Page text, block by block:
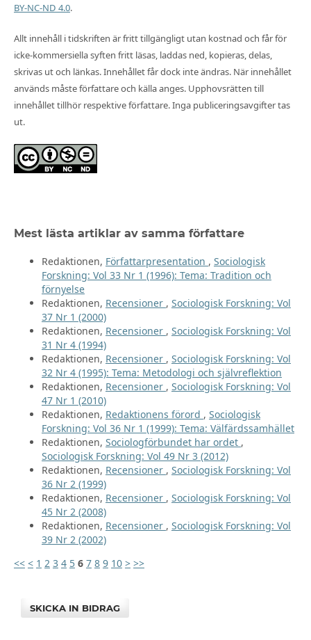
BY-NC-ND 4.0.
Allt innehåll i tidskriften är fritt tillgängligt utan kostnad och får för
icke-kommersiella syften fritt läsas, laddas ned, kopieras, delas,
skrivas ut och länkas. Innehållet får dock inte ändras. När innehållet
används måste författare och källa anges. Upphovsrätten till
innehållet tillhör respektive författare. Inga publiceringsavgifter tas
ut.
Mest lästa artiklar av samma författare
Redaktionen, Författarpresentation , Sociologisk
Forskning: Vol 33 Nr 1 (1996): Tema: Tradition och
förnyelse
Redaktionen, Recensioner , Sociologisk Forskning: Vol
37 Nr 1 (2000)
Redaktionen, Recensioner , Sociologisk Forskning: Vol
31 Nr 4 (1994)
Redaktionen, Recensioner , Sociologisk Forskning: Vol
32 Nr 4 (1995): Tema: Metodologi och självreflektion
Redaktionen, Recensioner , Sociologisk Forskning: Vol
47 Nr 1 (2010)
Redaktionen, Redaktionens förord , Sociologisk
Forskning: Vol 36 Nr 1 (1999): Tema: Välfärdssamhället
Redaktionen, Sociologförbundet har ordet ,
Sociologisk Forskning: Vol 49 Nr 3 (2012)
Redaktionen, Recensioner , Sociologisk Forskning: Vol
36 Nr 2 (1999)
Redaktionen, Recensioner , Sociologisk Forskning: Vol
45 Nr 2 (2008)
Redaktionen, Recensioner , Sociologisk Forskning: Vol
39 Nr 2 (2002)
<< < 1 2 3 4 5 6 7 8 9 10 > >>
SKICKA IN BIDRAG